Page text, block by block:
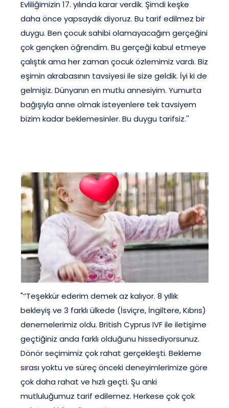
Evliliğimizin 17. yılında karar verdik. Şimdi keşke
daha önce yapsaydık diyoruz. Bu tarif edilmez bir
duygu. Ben çocuk sahibi olamayacağım gerçeğini
çok gençken öğrendim. Bu gerçeği kabul etmeye
çalıştık ama her zaman çocuk özlemimiz vardı. Biz
eşimin akrabasının tavsiyesi ile size geldik. İyi ki de
gelmişiz. Dünyanın en mutlu annesiyim. Yumurta
bağışıyla anne olmak isteyenlere tek tavsiyem
bizim kadar beklemesinler. Bu duygu tarifsiz.''
"‘’Teşekkür ederim demek az kalıyor. 8 yıllık
bekleyiş ve 3 farklı ülkede (İsviçre, İngiltere, Kıbrıs)
denemelerimiz oldu. British Cyprus IVF ile iletişime
geçtiğiniz anda farklı olduğunu hissediyorsunuz.
Dönör seçimimiz çok rahat gerçekleşti. Bekleme
sırası yoktu ve süreç önceki deneyimlerimize göre
çok daha rahat ve hızlı geçti. Şu anki
mutluluğumuz tarif edilemez. Herkese çok çok